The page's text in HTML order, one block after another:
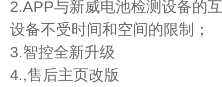
2.APP与新威电池检测设备的
设备不受时间和空间的限制；
3.智控全新升级
4.,售后主页改版